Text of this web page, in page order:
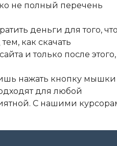
не полный перечень
деньги для того,
как скачать
и только после этого,
нажать кнопку
для любой
С нашими